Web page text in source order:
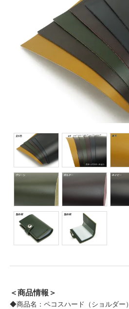
＜商品情報＞
◆商品名：ペコスハード（ショルダー）